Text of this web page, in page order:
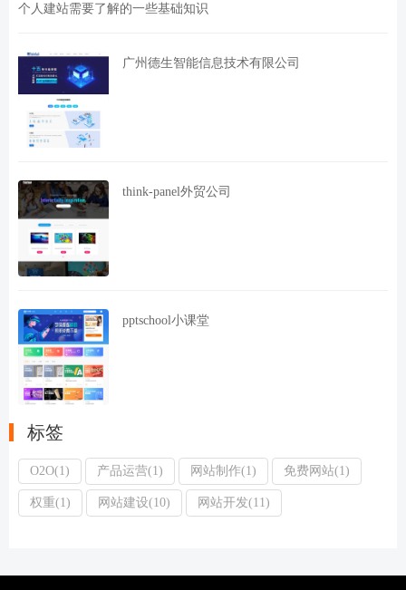
个人建站需要了解的一些基础知识
广州德生智能信息技术有限公司
think-panel外贸公司
pptschool小课堂
标签
O2O(1) 产品运营(1) 网站制作(1) 免费网站(1)
权重(1) 网站建设(10) 网站开发(11)